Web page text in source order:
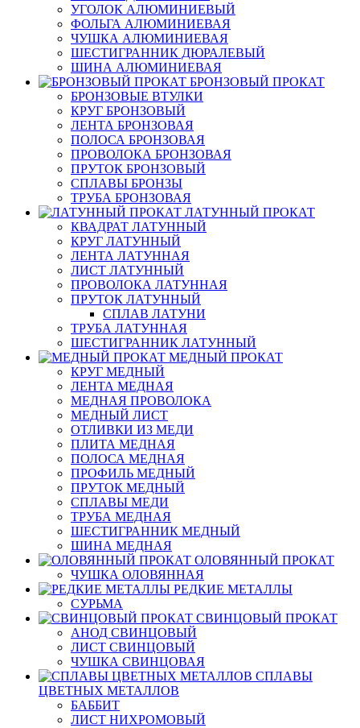
УГОЛОК АЛЮМИНИЕВЫЙ
ФОЛЬГА АЛЮМИНИЕВАЯ
ЧУШКА АЛЮМИНИЕВАЯ
ШЕСТИГРАННИК ДЮРАЛЕВЫЙ
ШИНА АЛЮМИНИЕВАЯ
БРОНЗОВЫЙ ПРОКАТ
БРОНЗОВЫЕ ВТУЛКИ
КРУГ БРОНЗОВЫЙ
ЛЕНТА БРОНЗОВАЯ
ПОЛОСА БРОНЗОВАЯ
ПРОВОЛОКА БРОНЗОВАЯ
ПРУТОК БРОНЗОВЫЙ
СПЛАВЫ БРОНЗЫ
ТРУБА БРОНЗОВАЯ
ЛАТУННЫЙ ПРОКАТ
КВАДРАТ ЛАТУННЫЙ
КРУГ ЛАТУННЫЙ
ЛЕНТА ЛАТУННАЯ
ЛИСТ ЛАТУННЫЙ
ПРОВОЛОКА ЛАТУННАЯ
ПРУТОК ЛАТУННЫЙ
СПЛАВ ЛАТУНИ
ТРУБА ЛАТУННАЯ
ШЕСТИГРАННИК ЛАТУННЫЙ
МЕДНЫЙ ПРОКАТ
КРУГ МЕДНЫЙ
ЛЕНТА МЕДНАЯ
МЕДНАЯ ПРОВОЛОКА
МЕДНЫЙ ЛИСТ
ОТЛИВКИ ИЗ МЕДИ
ПЛИТА МЕДНАЯ
ПОЛОСА МЕДНАЯ
ПРОФИЛЬ МЕДНЫЙ
ПРУТОК МЕДНЫЙ
СПЛАВЫ МЕДИ
ТРУБА МЕДНАЯ
ШЕСТИГРАННИК МЕДНЫЙ
ШИНА МЕДНАЯ
ОЛОВЯННЫЙ ПРОКАТ
ЧУШКА ОЛОВЯННАЯ
РЕДКИЕ МЕТАЛЛЫ
СУРЬМА
СВИНЦОВЫЙ ПРОКАТ
АНОД СВИНЦОВЫЙ
ЛИСТ СВИНЦОВЫЙ
ЧУШКА СВИНЦОВАЯ
СПЛАВЫ
ЦВЕТНЫХ МЕТАЛЛОВ
БАББИТ
ЛИСТ НИХРОМОВЫЙ